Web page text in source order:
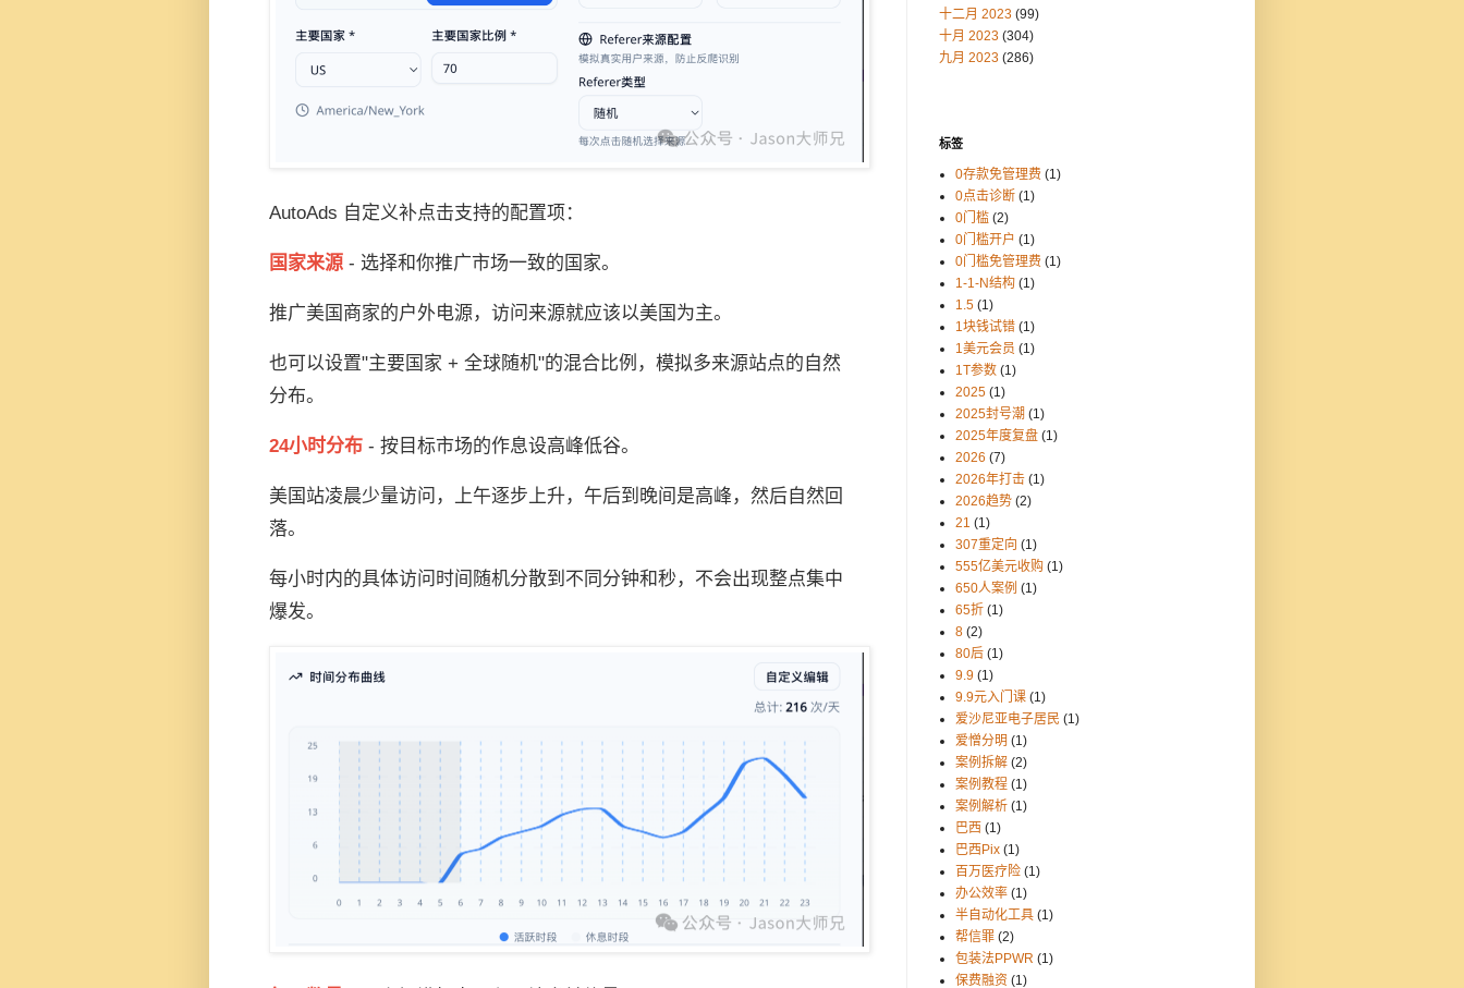
AutoAds 自定义补点击支持的配置项：
国家来源 - 选择和你推广市场一致的国家。
推广美国商家的户外电源，访问来源就应该以美国为主。
也可以设置"主要国家 + 全球随机"的混合比例，模拟多来源站点的自然
分布。
24小时分布 - 按目标市场的作息设高峰低谷。
美国站凌晨少量访问，上午逐步上升，午后到晚间是高峰，然后自然回
落。
每小时内的具体访问时间随机分散到不同分钟和秒，不会出现整点集中
爆发。
十二月 2023 (99)
十月 2023 (304)
九月 2023 (286)
标签
0存款免管理费 (1)
0点击诊断 (1)
0门槛 (2)
0门槛开户 (1)
0门槛免管理费 (1)
1-1-N结构 (1)
1.5 (1)
1块钱试错 (1)
1美元会员 (1)
1T参数 (1)
2025 (1)
2025封号潮 (1)
2025年度复盘 (1)
2026 (7)
2026年打击 (1)
2026趋势 (2)
21 (1)
307重定向 (1)
555亿美元收购 (1)
650人案例 (1)
65折 (1)
8 (2)
80后 (1)
9.9 (1)
9.9元入门课 (1)
爱沙尼亚电子居民 (1)
爱憎分明 (1)
案例拆解 (2)
案例教程 (1)
案例解析 (1)
巴西 (1)
巴西Pix (1)
百万医疗险 (1)
办公效率 (1)
半自动化工具 (1)
帮信罪 (2)
包装法PPWR (1)
保费融资 (1)